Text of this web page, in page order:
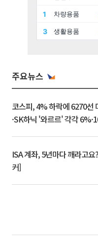
주요뉴스
코스피, 4% 하락에 6270선
·SK하닉 '와르르' 각각
ISA 계좌, 5년마다 깨라고요
커]